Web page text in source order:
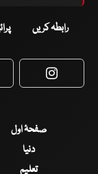
رابطہ کریں
صفحۂ اول
دنیا
تعلیم